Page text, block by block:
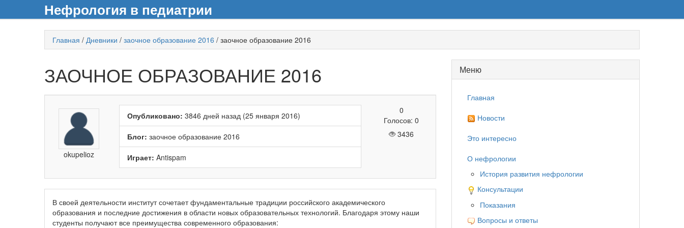
Нефрология в педиатрии
Главная / Дневники / заочное образование 2016 / заочное образование 2016
ЗАОЧНОЕ ОБРАЗОВАНИЕ 2016
okupelioz
Опубликовано: 3846 дней назад (25 января 2016)
Блог: заочное образование 2016
Играет: Antispam
0
Голосов: 0
3436
В своей деятельности институт сочетает фундаментальные традиции российского академического
образования и последние достижения в области новых образовательных технологий. Благодаря этому наши
студенты получают все преимущества современного образования:
Меню
Главная
Новости
Это интересно
О нефрологии
История развития нефрологии
Консультации
Показания
Вопросы и ответы